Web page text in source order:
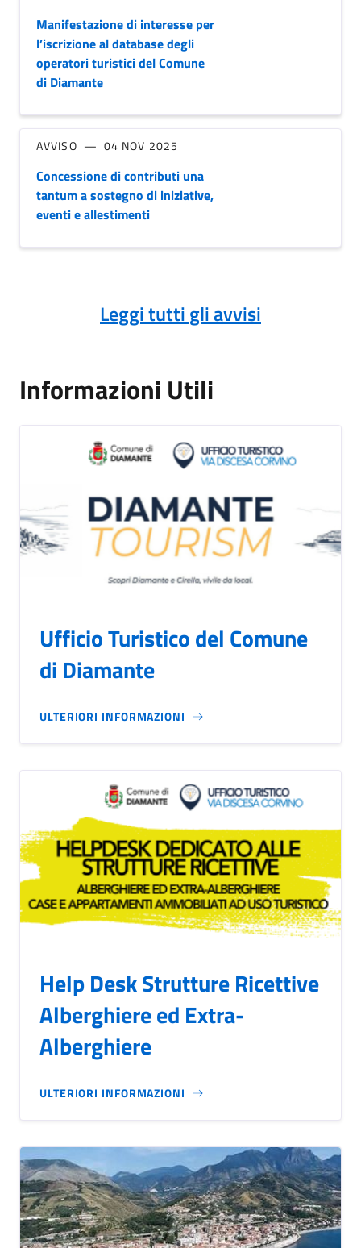
Manifestazione di interesse per
l’iscrizione al database degli
operatori turistici del Comune
di Diamante
AVVISO 04 NOV 2025
Concessione di contributi una
tantum a sostegno di iniziative,
eventi e allestimenti
Leggi tutti gli avvisi
Informazioni Utili
Ufficio Turistico del Comune
di Diamante
ULTERIORI INFORMAZIONI
Help Desk Strutture Ricettive
Alberghiere ed Extra-
Alberghiere
ULTERIORI INFORMAZIONI